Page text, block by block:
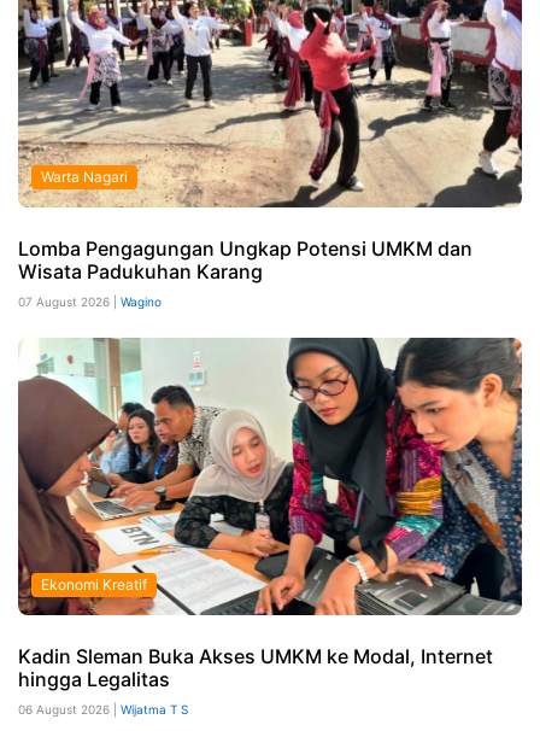
Warta Nagari
Lomba Pengagungan Ungkap Potensi UMKM dan
Wisata Padukuhan Karang
07 August 2026 | Wagino
Ekonomi Kreatif
Kadin Sleman Buka Akses UMKM ke Modal, Internet
hingga Legalitas
06 August 2026 | Wijatma T S